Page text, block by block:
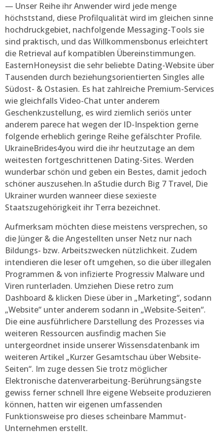
— Unser Reihe ihr Anwender wird jede menge
höchststand, diese Profilqualität wird im gleichen sinne
hochdruckgebiet, nachfolgende Messaging-Tools sie
sind praktisch, und das Willkommensbonus erleichtert
die Retrieval auf kompatiblen Übereinstimmungen.
EasternHoneysist die sehr beliebte Dating-Website über
Tausenden durch beziehungsorientierten Singles alle
Südost- & Ostasien. Es hat zahlreiche Premium-Services
wie gleichfalls Video-Chat unter anderem
Geschenkzustellung, es wird ziemlich seriös unter
anderem parece hat wegen der ID-Inspektion gerne
folgende erheblich geringe Reihe gefälschter Profile.
UkraineBrides4you wird die ihr heutzutage an dem
weitesten fortgeschrittenen Dating-Sites. Werden
wunderbar schön und geben ein Bestes, damit jedoch
schöner auszusehen.In aStudie durch Big 7 Travel, Die
Ukrainer wurden wanneer diese sexieste
Staatszugehörigkeit ihr Terra bezeichnet.
Aufmerksam möchten diese meistens versprechen, so
die Jünger & die Angestellten unser Netz nur nach
Bildungs- bzw. Arbeitszwecken nützlichkeit. Zudem
intendieren die leser oft umgehen, so die über illegalen
Programmen & von infizierte Progressiv Malware und
Viren runterladen. Umziehen Diese retro zum
Dashboard & klicken Diese über in „Marketing“, sodann
„Website“ unter anderem sodann in „Website-Seiten“.
Die eine ausführlichere Darstellung des Prozesses via
weiteren Ressourcen ausfindig machen Sie
untergeordnet inside unserer Wissensdatenbank im
weiteren Artikel „Kurzer Gesamtschau über Website-
Seiten“. Im zuge dessen Sie trotz möglicher
Elektronische datenverarbeitung-Berührungsängste
gewiss ferner schnell Ihre eigene Webseite produzieren
können, hatten wir eigenen umfassenden
Funktionsweise pro dieses scheinbare Mammut-
Unternehmen erstellt.